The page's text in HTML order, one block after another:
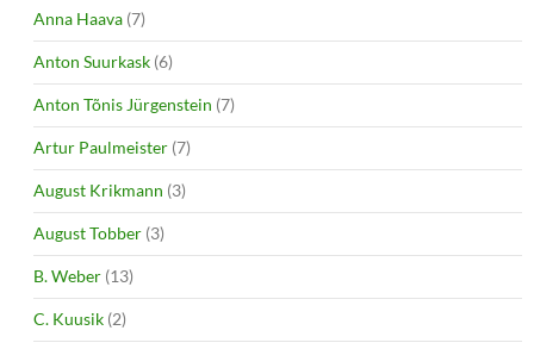
Anna Haava (7)
Anton Suurkask (6)
Anton Tõnis Jürgenstein (7)
Artur Paulmeister (7)
August Krikmann (3)
August Tobber (3)
B. Weber (13)
C. Kuusik (2)